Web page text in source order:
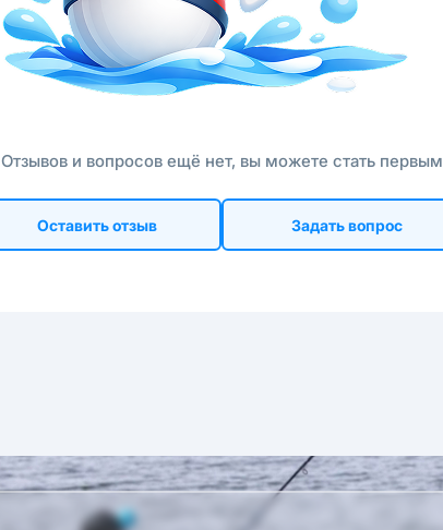
Отзывов и вопросов ещё нет, вы можете стать первым
Оставить отзыв Задать вопрос